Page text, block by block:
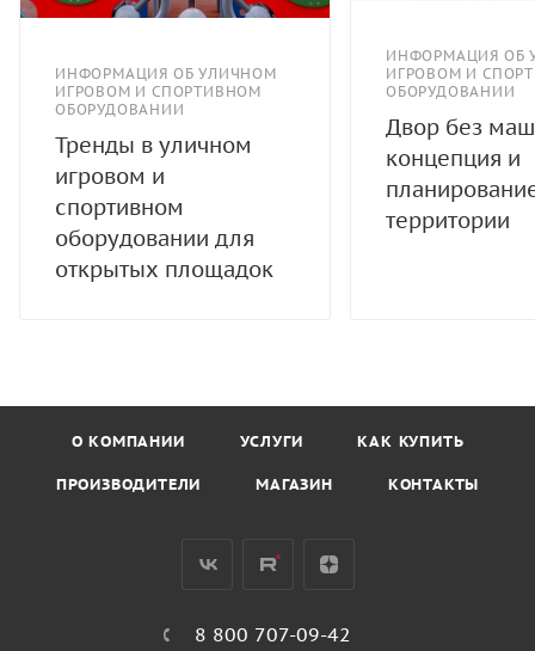
ИНФОРМАЦИЯ ОБ УЛИЧНОМ
ИГРОВОМ И СПОРТИВНОМ
ОБОРУДОВАНИИ
Тренды в уличном
игровом и
спортивном
оборудовании для
открытых площадок
ИНФОРМАЦИЯ ОБ
ИГРОВОМ И
ОБОРУДОВАНИИ
Двор без
концепция и
территории
О КОМПАНИИ УСЛУГИ КАК КУПИТЬ
ПРОИЗВОДИТЕЛИ МАГАЗИН КОНТАКТЫ
8 800 707-09-42